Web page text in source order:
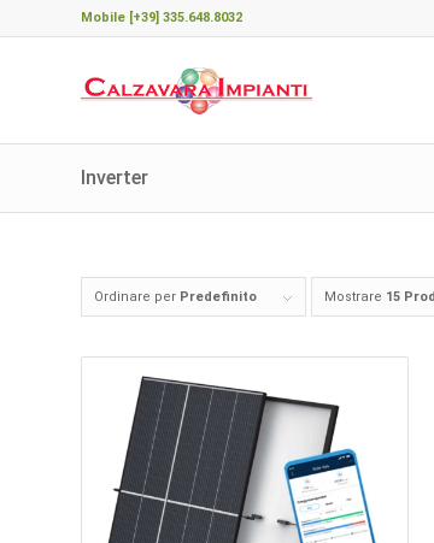
Mobile [+39] 335.648.8032
Inverter
Ordinare per Predefinito Mostrare 15